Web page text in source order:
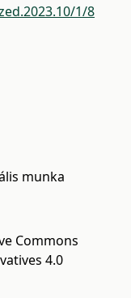
1/8
munka
Commons
4.0